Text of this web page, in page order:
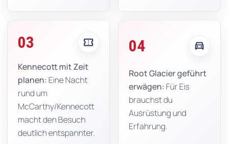
03 confirmation_number
Kennecott mit Zeit
planen: Eine Nacht
rund um
McCarthy/Kennecott
macht den Besuch
deutlich entspannter.
04 directions_car
Root Glacier geführt
erwägen: Für Eis
brauchst du
Ausrüstung und
Erfahrung.